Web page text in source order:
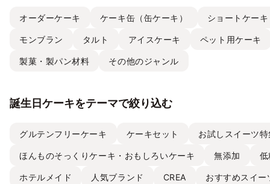
オーダーケーキ ケーキ缶（缶ケーキ） ショートケー
モンブラン タルト アイスケーキ ペット用ケーキ
製菓・製パン材料 その他のジャンル
誕生日ケーキをテーマで絞り込む
グルテンフリーケーキ ケーキセット お試しスイーツ
ほんものそっくりケーキ・おもしろいケーキ 無添加
ホテルメイド 人気ブランド CREA おすすめスイー